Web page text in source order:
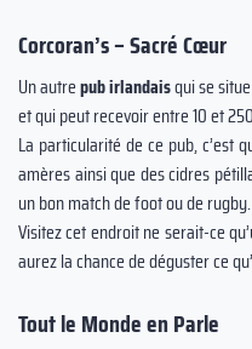
Corcoran’s – Sacré Cœur
Un autrepub irlandaisqui se
et qui peut recevoir entre 10 et
La particularité de ce pub, c’est
amères ainsi que des cidres
un bon match de foot ou de rugby.
Visitez cet endroit ne serait-ce
aurez la chance de déguster ce
Tout le Monde en Parle